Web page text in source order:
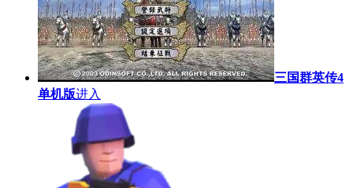
三国群英传4
单机版进入